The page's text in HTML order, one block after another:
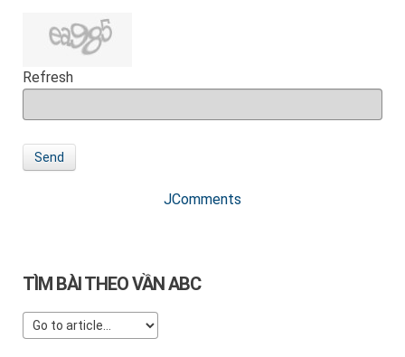
Refresh
Send
JComments
TÌM BÀI THEO VẦN ABC